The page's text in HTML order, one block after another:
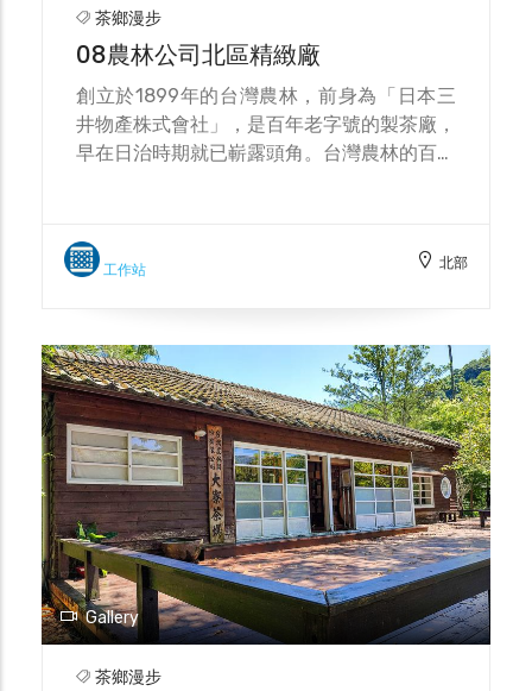
茶鄉漫步
08農林公司北區精緻廠
創立於1899年的台灣農林，前身為「日本三
井物產株式會社」，是百年老字號的製茶廠，
早在日治時期就已嶄露頭角。台灣農林的百年
的世代記憶。 自1899年，茶葉事業拓展開
始，台灣農林就與茶葉就有著密不可分的關
知名上市茶葉公司，從茶樹耕種到自銷通路，
一貫作業的品質理念，用心將每道細節做到最
好。 從2003年成立有機茶苗試驗區，成為台
灣第一家有機驗證的阿薩姆茶園後，台灣農林
每年就有計畫性的以自然農法，逐一復耕台灣
北、中、南區自擁茶園。
工作站 北部
Gallery
茶鄉漫步